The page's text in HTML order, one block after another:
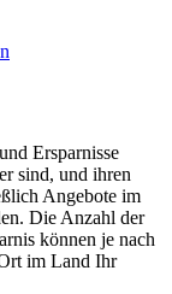
Ersparnisse
sind, und ihren
Angebote im
Die Anzahl der
können je nach
im Land Ihr